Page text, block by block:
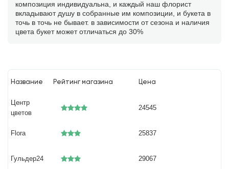
композиция индивидуальна, и каждый наш флорист
вкладывают душу в собранные им композиции, и букета в
точь в точь не бывает. в зависимости от сезона и наличия
цвета букет может отличаться до 30%
Название Рейтинг магазина Цена
Центр
цветов
24545
Flora 25837
Гульдер24 29067